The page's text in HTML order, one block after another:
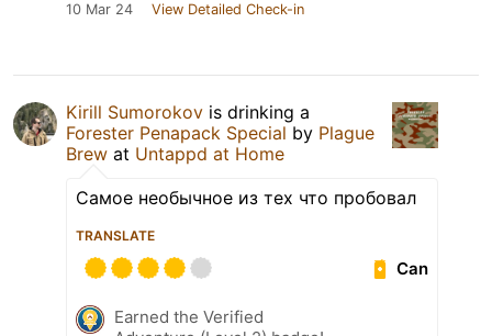
10 Mar 24 View Detailed Check-in
Kirill Sumorokov is drinking a
Forester Penapack Special by Plague
Brew at Untappd at Home
Самое необычное из тех что пробовал
TRANSLATE
Can
Earned the Verified